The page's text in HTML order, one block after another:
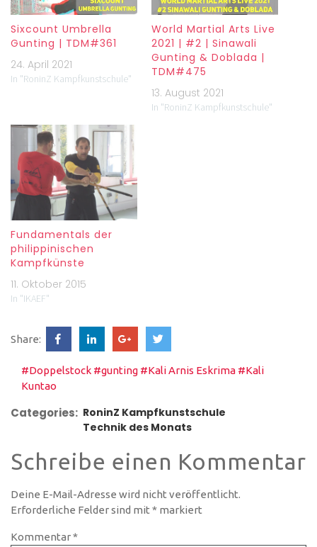
Sixcount Umbrella
Gunting | TDM#361
24. April 2021
In "RoninZ Kampfkunstschule"
World Martial Arts Live
2021 | #2 | Sinawali
Gunting & Doblada |
TDM#475
13. August 2021
In "RoninZ Kampfkunstschule"
Fundamentals der
philippinischen
Kampfkünste
11. Oktober 2015
In "IKAEF"
Share:
#Doppelstock #gunting #Kali Arnis Eskrima #Kali
Kuntao
Categories: RoninZ Kampfkunstschule
Technik des Monats
Schreibe einen Kommentar
Deine E-Mail-Adresse wird nicht veröffentlicht.
Erforderliche Felder sind mit * markiert
Kommentar*